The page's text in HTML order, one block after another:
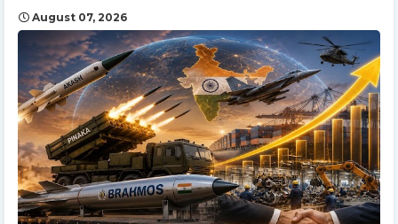
August 07, 2026